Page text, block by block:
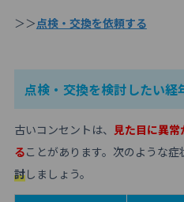
＞＞点検・交換を依頼する
点検・交換を検討したい経
古いコンセントは、 見た目に異常
ることがあります。次のような
討しましょう。